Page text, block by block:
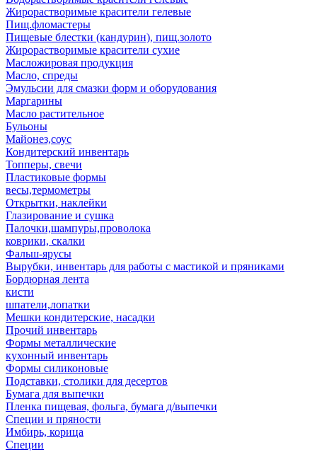
Жирорастворимые красители гелевые
Пищ.фломастеры
Пищевые блестки (кандурин), пищ.золото
Жирорастворимые красители сухие
Масложировая продукция
Масло, спреды
Эмульсии для смазки форм и оборудования
Маргарины
Масло растительное
Бульоны
Майонез,соус
Кондитерский инвентарь
Топперы, свечи
Пластиковые формы
весы,термометры
Открытки, наклейки
Глазирование и сушка
Палочки,шампуры,проволока
коврики, скалки
Фальш-ярусы
Вырубки, инвентарь для работы с мастикой и пряниками
Бордюрная лента
кисти
шпатели,лопатки
Мешки кондитерские, насадки
Прочий инвентарь
Формы металлические
кухонный инвентарь
Формы силиконовые
Подставки, столики для десертов
Бумага для выпечки
Пленка пищевая, фольга, бумага д/выпечки
Специи и пряности
Имбирь, корица
Специи